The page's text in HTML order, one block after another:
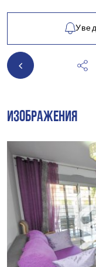
ОБЩИЙ БАССЕЙН
РАЗВИТАЯ
побережья,
чем в 30 минутах
аэропортов Сан
магазинов, кафе,
солнечными днями в
ИЗОБРАЖЕНИЯ